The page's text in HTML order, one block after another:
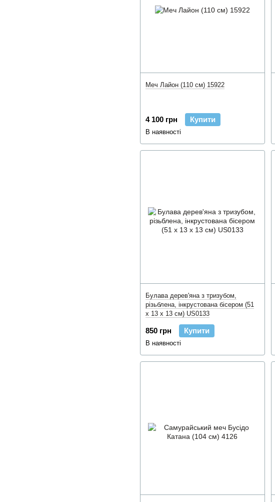
Меч Лайон (110 см) 15922
4 100 грн Купити
В наявності
Булава дерев'яна з тризубом,
різьблена, інкрустована бісером (51
x 13 x 13 см) US0133
850 грн Купити
В наявності